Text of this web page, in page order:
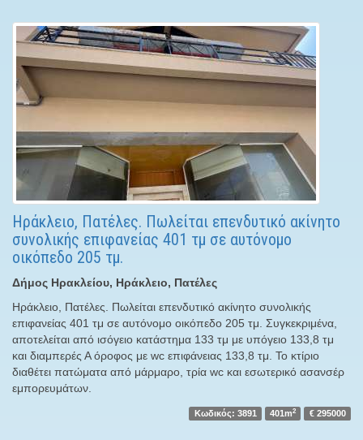
Ηράκλειο, Πατέλες. Πωλείται επενδυτικό ακίνητο
συνολικής επιφανείας 401 τμ σε αυτόνομο
οικόπεδο 205 τμ.
Δήμος Ηρακλείου, Ηράκλειο, Πατέλες
Ηράκλειο, Πατέλες. Πωλείται επενδυτικό ακίνητο συνολικής
επιφανείας 401 τμ σε αυτόνομο οικόπεδο 205 τμ. Συγκεκριμένα,
αποτελείται από ισόγειο κατάστημα 133 τμ με υπόγειο 133,8 τμ
και διαμπερές Α όροφος με wc επιφάνειας 133,8 τμ. Το κτίριο
διαθέτει πατώματα από μάρμαρο, τρία wc και εσωτερικό ασανσέρ
εμπορευμάτων.
Κωδικός: 3891 401m2 € 295000